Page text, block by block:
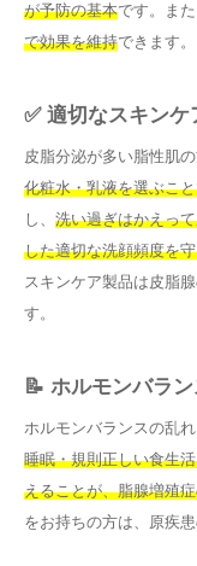
が予防の基本です。また
で効果を維持できます。
✅ 適切なスキンケ
皮脂分泌が多い脂性肌の
化粧水・乳液を選ぶこ
し、 洗い過ぎはかえっ
した適切な洗顔頻度を
スキンケア製品は皮脂
す。
📝 ホルモンバラ
ホルモンバランスの乱
睡眠・規則正しい食生
えることが、脂腺増殖
をお持ちの方は、原疾